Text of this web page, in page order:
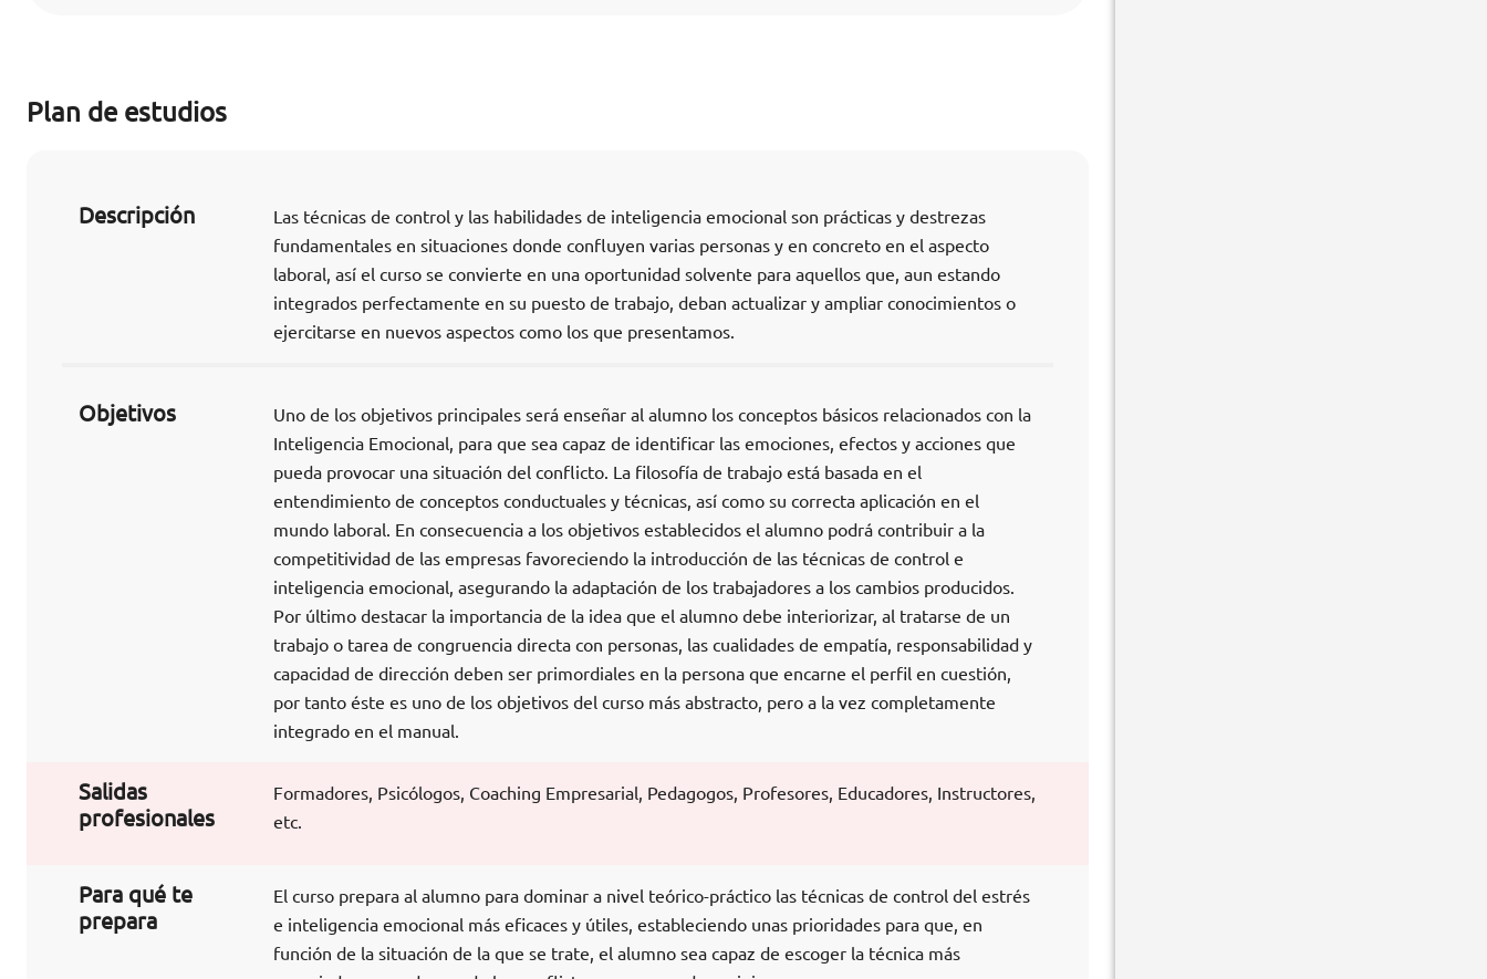
Plan de estudios
Descripción
Las técnicas de control y las habilidades de inteligencia emocional son prácticas y destrezas
fundamentales en situaciones donde confluyen varias personas y en concreto en el aspecto
laboral, así el curso se convierte en una oportunidad solvente para aquellos que, aun estando
integrados perfectamente en su puesto de trabajo, deban actualizar y ampliar conocimientos o
ejercitarse en nuevos aspectos como los que presentamos.
Objetivos
Uno de los objetivos principales será enseñar al alumno los conceptos básicos relacionados con la
Inteligencia Emocional, para que sea capaz de identificar las emociones, efectos y acciones que
pueda provocar una situación del conflicto. La filosofía de trabajo está basada en el
entendimiento de conceptos conductuales y técnicas, así como su correcta aplicación en el
mundo laboral. En consecuencia a los objetivos establecidos el alumno podrá contribuir a la
competitividad de las empresas favoreciendo la introducción de las técnicas de control e
inteligencia emocional, asegurando la adaptación de los trabajadores a los cambios producidos.
Por último destacar la importancia de la idea que el alumno debe interiorizar, al tratarse de un
trabajo o tarea de congruencia directa con personas, las cualidades de empatía, responsabilidad y
capacidad de dirección deben ser primordiales en la persona que encarne el perfil en cuestión,
por tanto éste es uno de los objetivos del curso más abstracto, pero a la vez completamente
integrado en el manual.
Salidas
profesionales
Formadores, Psicólogos, Coaching Empresarial, Pedagogos, Profesores, Educadores, Instructores,
etc.
Para qué te
prepara
El curso prepara al alumno para dominar a nivel teórico-práctico las técnicas de control del estrés
e inteligencia emocional más eficaces y útiles, estableciendo unas prioridades para que, en
función de la situación de la que se trate, el alumno sea capaz de escoger la técnica más